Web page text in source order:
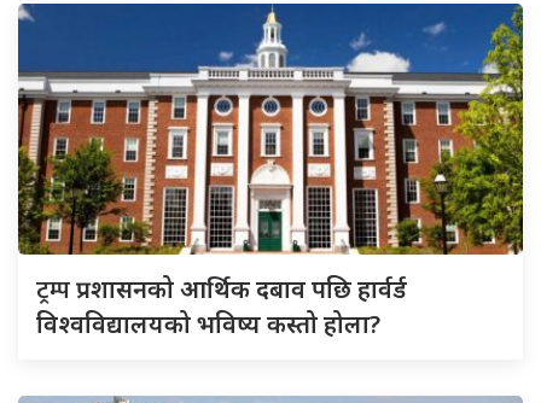
ट्रम्पप्रशासनको आर्थिक दबाव पछि हार्वर्ड
विश्वविद्यालयको भविष्य कस्तो होला?